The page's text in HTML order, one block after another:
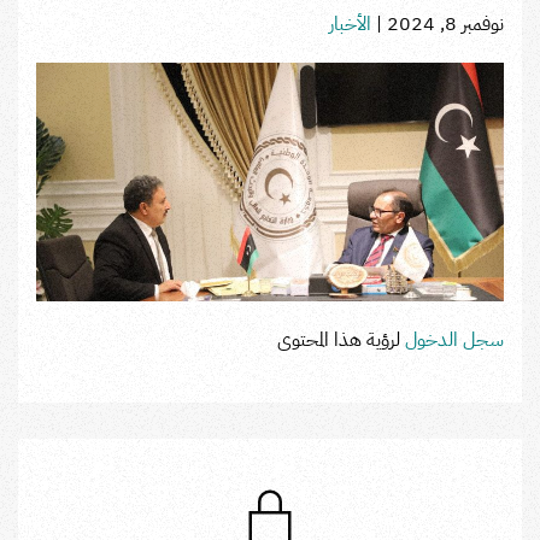
نوفمبر 8, 2024 | الأخبار
سجل الدخوللرؤية هذا المحتوى